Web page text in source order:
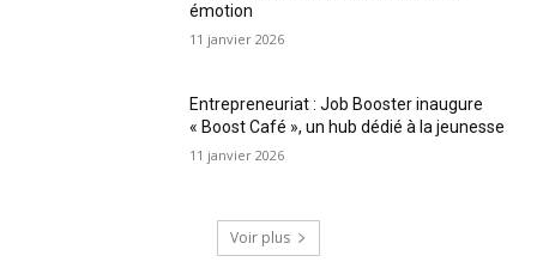
émotion
11 janvier 2026
Entrepreneuriat : Job Booster inaugure
« Boost Café », un hub dédié à la jeunesse
11 janvier 2026
Voir plus